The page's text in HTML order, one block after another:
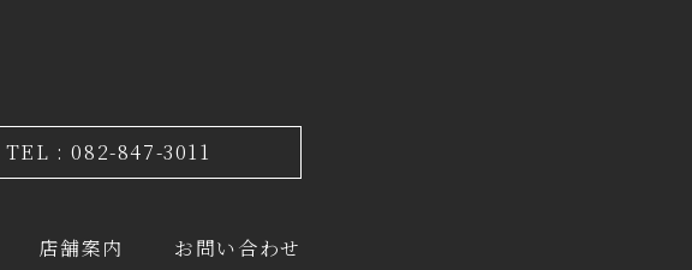
TEL : 082-847-3011
店舗案内 お問い合わせ